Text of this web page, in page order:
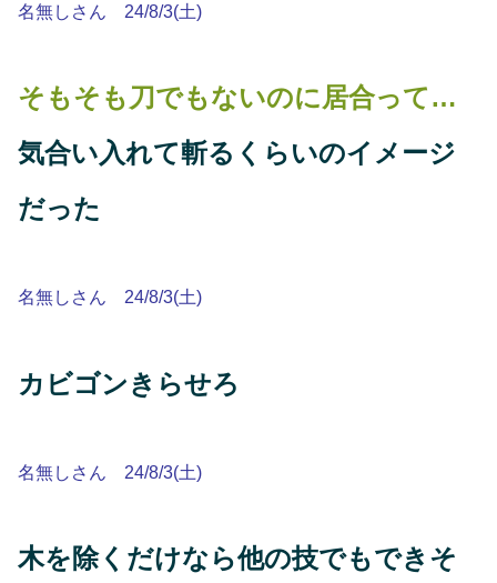
名無しさん 24/8/3(土)
そもそも刀でもないのに居合って…
気合い入れて斬るくらいのイメージ
だった
名無しさん 24/8/3(土)
カビゴンきらせろ
名無しさん 24/8/3(土)
木を除くだけなら他の技でもできそ